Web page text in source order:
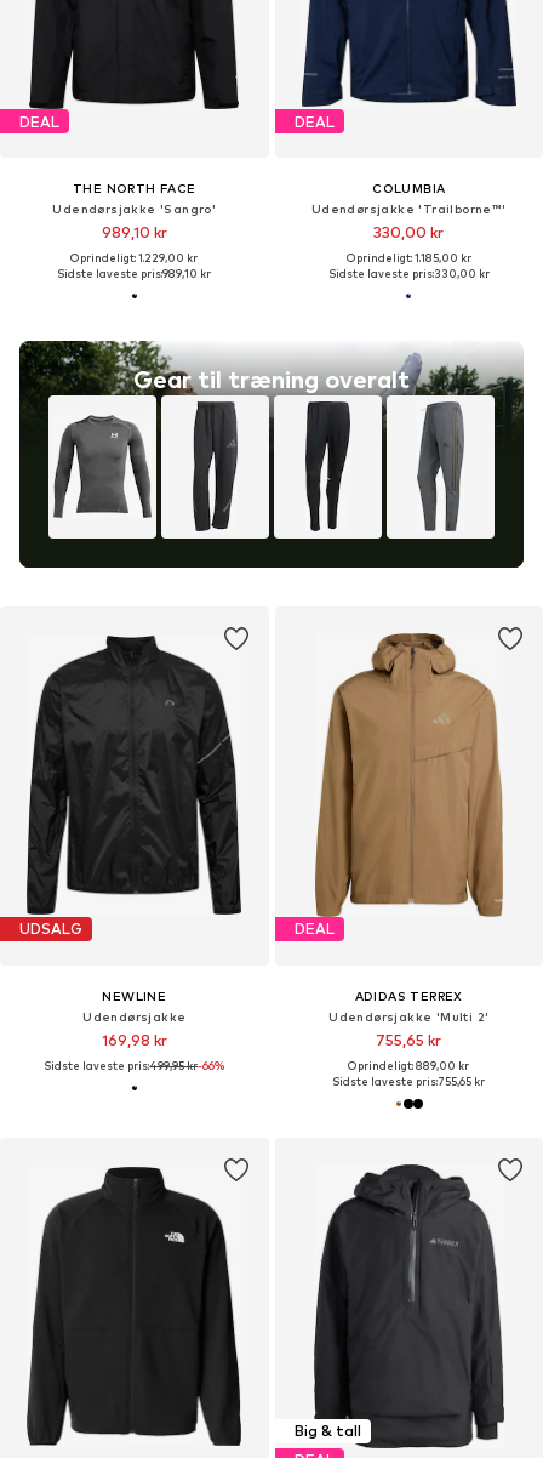
DEAL
THE NORTH FACE
Udendørsjakke 'Sangro'
989,10 kr
Oprindeligt: 1.229,00 kr
Sidste laveste pris:989,10 kr
Gear til træning overalt
DEAL
COLUMBIA
Udendørsjakke 'Trailborne™'
330,00 kr
Oprindeligt: 1.185,00 kr
Sidste laveste pris:330,00 kr
UDSALG
NEWLINE
Udendørsjakke
169,98 kr
Sidste laveste pris:499,95 kr-66%
DEAL
ADIDAS TERREX
Udendørsjakke 'Multi 2'
755,65 kr
Oprindeligt: 889,00 kr
Sidste laveste pris:755,65 kr
Big & tall